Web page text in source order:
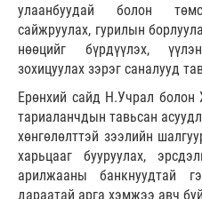
улаанбуудай болон
сайжруулах, гурилын
нөөцийг бүрдүүлэх,
зохицуулах зэрэг саналууд
Ерөнхий сайд Н.Учрал
тариаланчдын тавьсан
хөнгөлөлттэй зээлийн
харьцааг бууруулах,
арилжааны банкнуудтай
дараатай арга хэмжээ авч